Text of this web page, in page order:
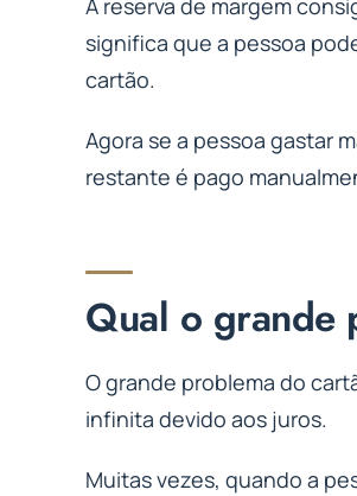
significa que a pessoa
cartão.
Agora se a pessoa gastar
restante é pago
Qual o grande
O grande problema do
infinita devido aos juros.
Muitas vezes, quando a